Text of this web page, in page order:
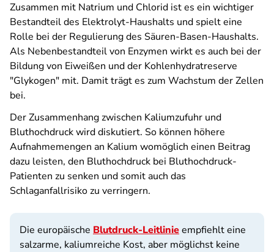
Zusammen mit Natrium und Chlorid ist es ein wichtiger
Bestandteil des Elektrolyt-Haushalts und spielt eine
Rolle bei der Regulierung des Säuren-Basen-Haushalts.
Als Nebenbestandteil von Enzymen wirkt es auch bei der
Bildung von Eiweißen und der Kohlenhydratreserve
"Glykogen" mit. Damit trägt es zum Wachstum der Zellen
bei.
Der Zusammenhang zwischen Kaliumzufuhr und
Bluthochdruck wird diskutiert. So können höhere
Aufnahmemengen an Kalium womöglich einen Beitrag
dazu leisten, den Bluthochdruck bei Bluthochdruck-
Patienten zu senken und somit auch das
Schlaganfallrisiko zu verringern.
Die europäische Blutdruck-Leitlinieempfiehlt eine
salzarme, kaliumreiche Kost, aber möglichst keine